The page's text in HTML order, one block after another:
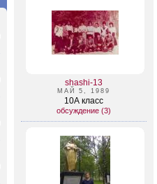
shashi-13
МАЙ 5, 1989
10А класс
обсуждение (3)